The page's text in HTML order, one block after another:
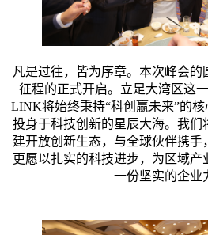
凡是过往，皆为序章。本次峰会
征程的正式开启。立足大湾区这
LINK将始终秉持“科创赢未来”的
投身于科技创新的星辰大海。我们
建开放创新生态，与全球伙伴携手
更愿以扎实的科技进步，为区域
一份坚实的企业